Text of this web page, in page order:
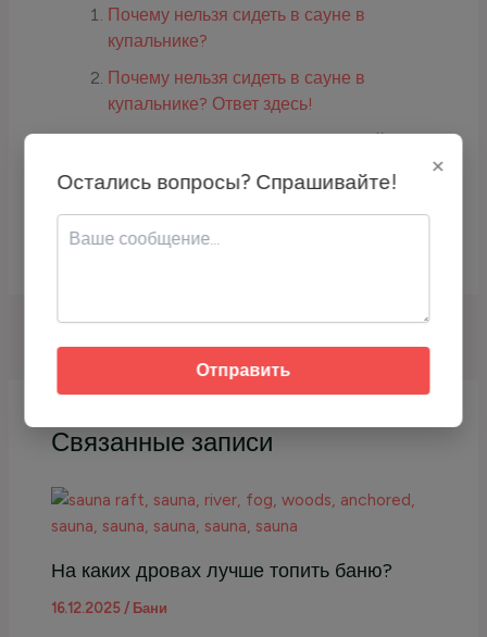
Почему нельзя сидеть в сауне в
купальнике?
Почему нельзя сидеть в сауне в
купальнике? Ответ здесь!
Сколько можно сидеть в холодной воде
беременной?
Связанные записи
На каких дровах лучше топить баню?
16.12.2025 / Бани
×
Остались вопросы? Спрашивайте!
Отправить